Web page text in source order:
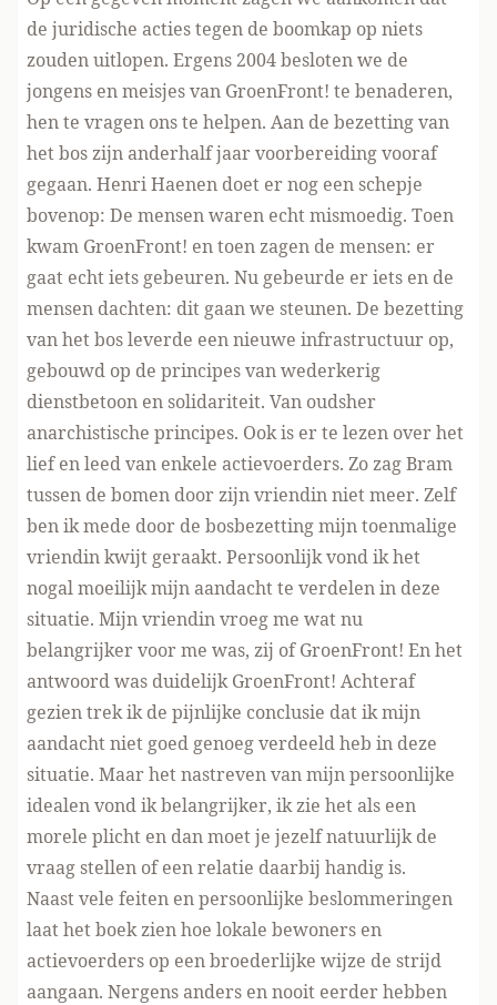
de juridische acties tegen de boomkap op niets
zouden uitlopen. Ergens 2004 besloten we de
jongens en meisjes van GroenFront! te benaderen,
hen te vragen ons te helpen. Aan de bezetting van
het bos zijn anderhalf jaar voorbereiding vooraf
gegaan. Henri Haenen doet er nog een schepje
bovenop: De mensen waren echt mismoedig. Toen
kwam GroenFront! en toen zagen de mensen: er
gaat echt iets gebeuren. Nu gebeurde er iets en de
mensen dachten: dit gaan we steunen. De bezetting
van het bos leverde een nieuwe infrastructuur op,
gebouwd op de principes van wederkerig
dienstbetoon en solidariteit. Van oudsher
anarchistische principes. Ook is er te lezen over het
lief en leed van enkele actievoerders. Zo zag Bram
tussen de bomen door zijn vriendin niet meer. Zelf
ben ik mede door de bosbezetting mijn toenmalige
vriendin kwijt geraakt. Persoonlijk vond ik het
nogal moeilijk mijn aandacht te verdelen in deze
situatie. Mijn vriendin vroeg me wat nu
belangrijker voor me was, zij of GroenFront! En het
antwoord was duidelijk GroenFront! Achteraf
gezien trek ik de pijnlijke conclusie dat ik mijn
aandacht niet goed genoeg verdeeld heb in deze
situatie. Maar het nastreven van mijn persoonlijke
idealen vond ik belangrijker, ik zie het als een
morele plicht en dan moet je jezelf natuurlijk de
vraag stellen of een relatie daarbij handig is.
Naast vele feiten en persoonlijke beslommeringen
laat het boek zien hoe lokale bewoners en
actievoerders op een broederlijke wijze de strijd
aangaan. Nergens anders en nooit eerder hebben